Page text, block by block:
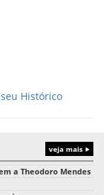
Histórico
veja mais
a Theodoro Mendes